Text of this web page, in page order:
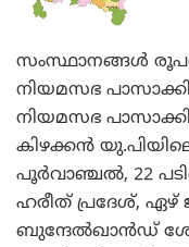
സംസ്ഥാനങ്ങള്‍
നിയമസഭ
നിയമസഭ
കിഴക്കന്‍
പൂര്‍വാഞ്ചല്‍, 22
ഹരീത് പ്രദേശ്, ഏഴ്
ബുന്ദേല്‍ഖാന്‍ഡ്